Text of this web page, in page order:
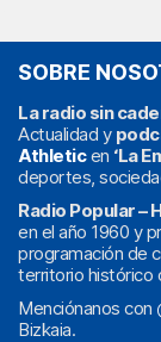
SOBRE
La radio sin
Actualidad y
Athleticen ‘La
deportes,
Radio Popular –
en el año 1960 y
programación de
territorio histórico
Menciónanos con
Bizkaia.